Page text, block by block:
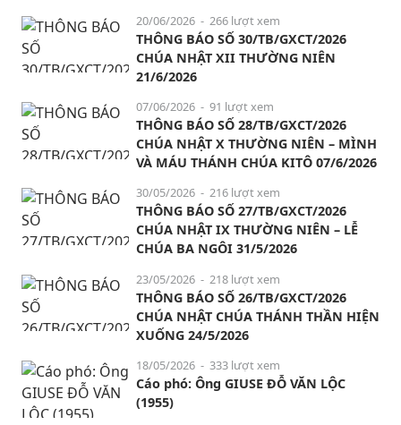
20/06/2026 - 266 lượt xem
THÔNG BÁO SỐ 30/TB/GXCT/2026
CHÚA NHẬT XII THƯỜNG NIÊN
21/6/2026
07/06/2026 - 91 lượt xem
THÔNG BÁO SỐ 28/TB/GXCT/2026
CHÚA NHẬT X THƯỜNG NIÊN – MÌNH
VÀ MÁU THÁNH CHÚA KITÔ 07/6/2026
30/05/2026 - 216 lượt xem
THÔNG BÁO SỐ 27/TB/GXCT/2026
CHÚA NHẬT IX THƯỜNG NIÊN – LỄ
CHÚA BA NGÔI 31/5/2026
23/05/2026 - 218 lượt xem
THÔNG BÁO SỐ 26/TB/GXCT/2026
CHÚA NHẬT CHÚA THÁNH THẦN HIỆN
XUỐNG 24/5/2026
18/05/2026 - 333 lượt xem
Cáo phó: Ông GIUSE ĐỖ VĂN LỘC
(1955)